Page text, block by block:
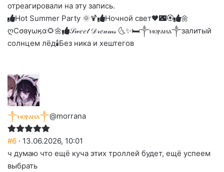
до
слез
отреагировали на эту запись.
Hot Summer Party 🌞🍹
Ночной свет🖤🌃🏵
🌼
ღСσɞγωӄα🌻🌼
𝒮𝓌𝑒𝑒𝓉 𝒟𝓇𝑒𝒶𝓂𝓈 🌜✨🛏️༒ⲙⲟⲣⲁⲏⲁ༒залитый
солнцем лёд🕯Без ника и хештегов
༒ⲙⲟⲣⲁⲏⲁ༒@morrana
#6 · 13.06.2026, 10:01
ч думаю что ещё куча этих троллей будет, ещё успеем
выбрать